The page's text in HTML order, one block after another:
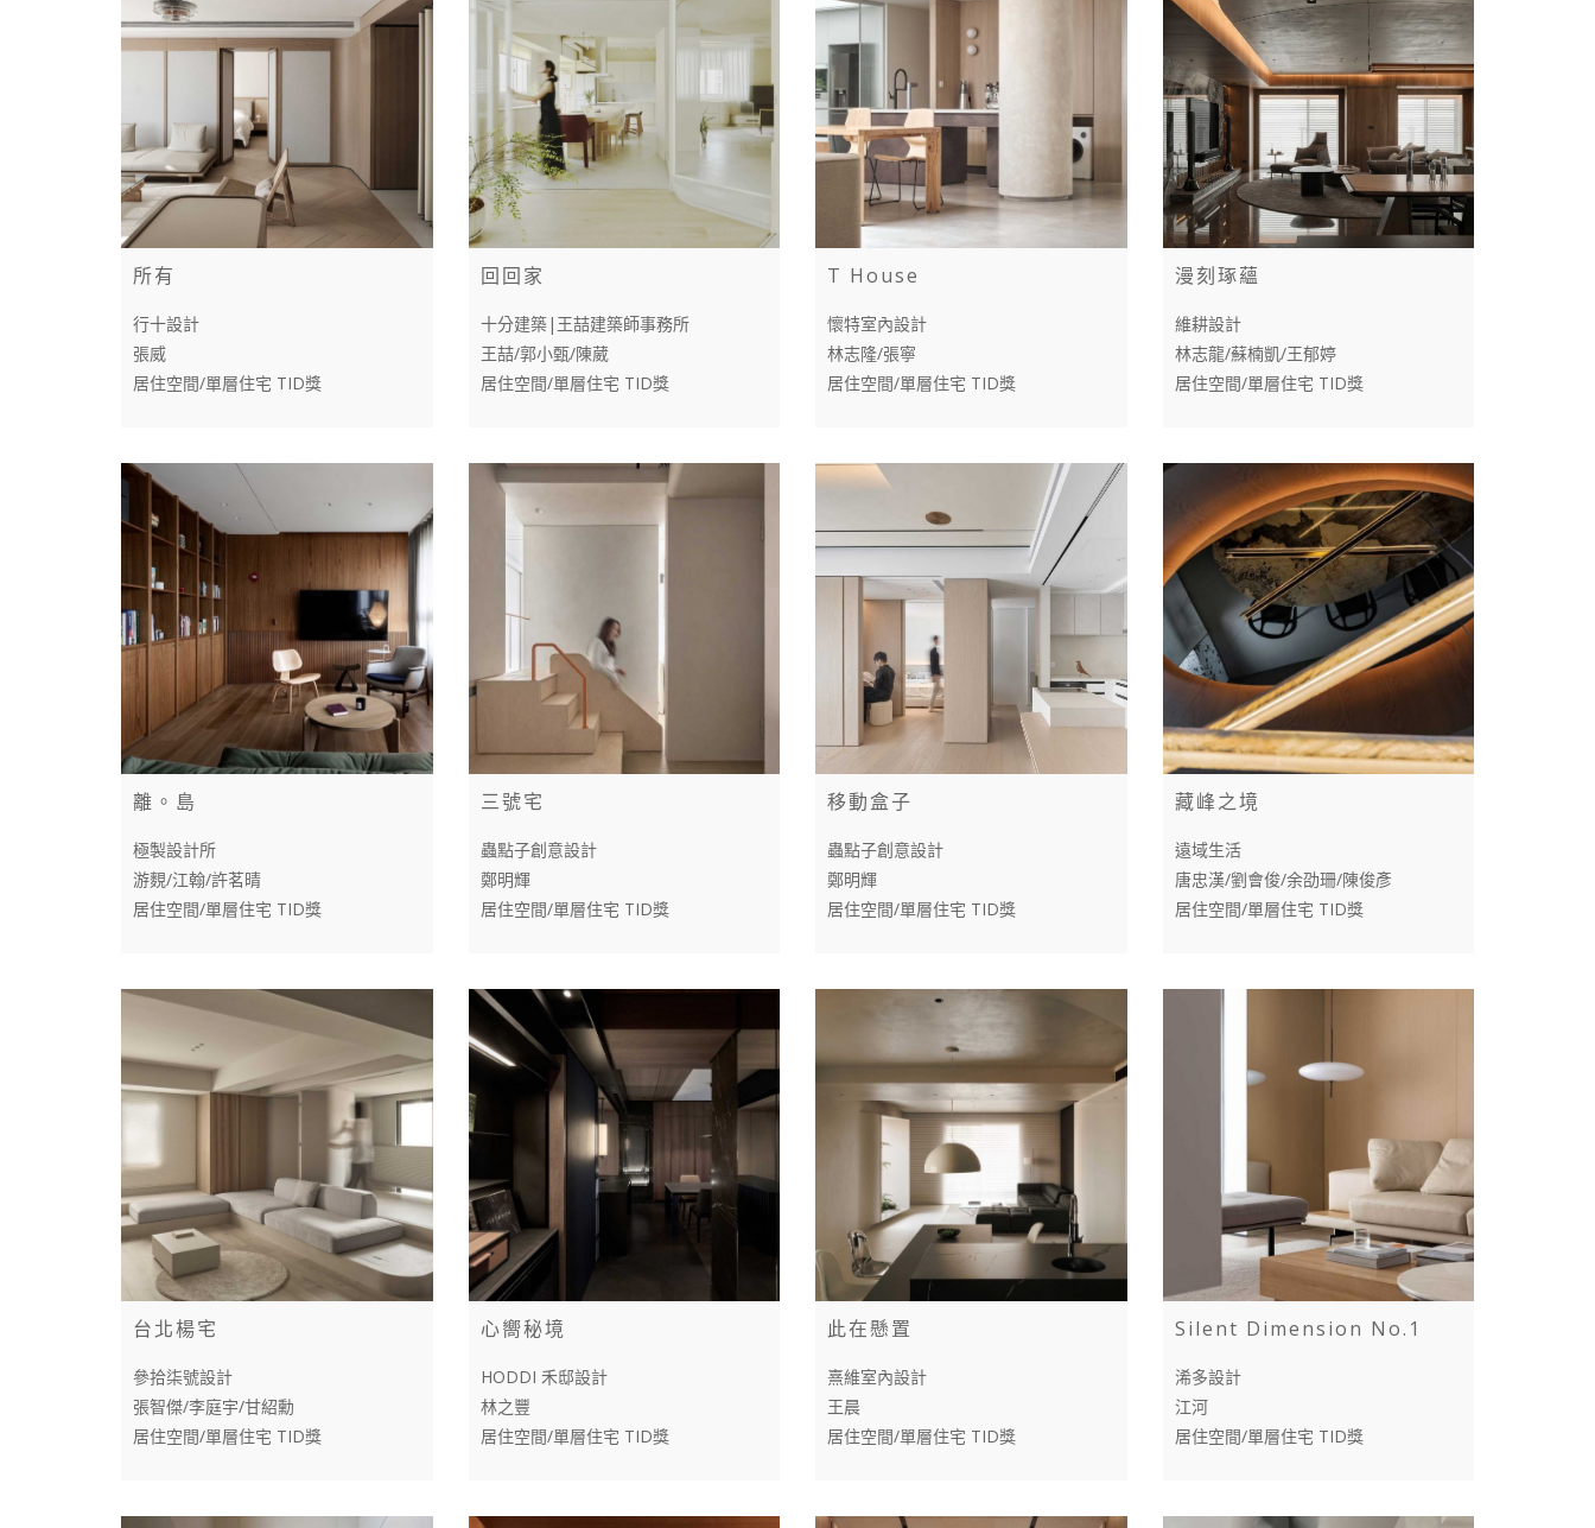
所有
行十設計
張威
居住空間/單層住宅 TID獎
回回家
十分建築|王喆建築師事務所
王喆/郭小甄/陳葳
居住空間/單層住宅 TID獎
T House
懷特室內設計
林志隆/張寧
居住空間/單層住宅 TID獎
漫刻琢蘊
維耕設計
林志龍/蘇楠凱/王郁婷
居住空間/單層住宅 TID獎
離。島
極製設計所
游麲/江翰/許茗晴
居住空間/單層住宅 TID獎
三號宅
蟲點子創意設計
鄭明輝
居住空間/單層住宅 TID獎
移動盒子
蟲點子創意設計
鄭明輝
居住空間/單層住宅 TID獎
藏峰之境
遠域生活
唐忠漢/劉會俊/余劭珊/陳俊彥
居住空間/單層住宅 TID獎
台北楊宅
參拾柒號設計
張智傑/李庭宇/甘紹勳
居住空間/單層住宅 TID獎
心嚮秘境
HODDI 禾邸設計
林之豐
居住空間/單層住宅 TID獎
此在懸置
熹維室內設計
王晨
居住空間/單層住宅 TID獎
Silent Dimension No.1
浠多設計
江河
居住空間/單層住宅 TID獎